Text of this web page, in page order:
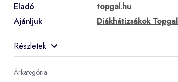
Eladó
topgal.hu
Ajánljuk
Diákhátizsákok Topgal
Részletek
Árkategória: